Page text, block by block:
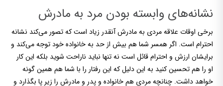
نشانه‌های وابسته بودن مرد به مادرش
برخی اوقات علاقه مردی به مادرش آنقدر زیاد است که تصور می‌کند نشانه
احترام است. اگر همسر شما هم بیش از حد به خانواده خود توجه می‌کند و
برایشان ارزش و احترام قائل است نه تنها نباید ناراحت شوید بلکه این کار
او را هم تحسین کنید به این دلیل که این رفتار را با شما هم همین گونه
خواهد داشت. چنانچه مردی هم خانواده و پدر و مادرش را زیر پا بگذارد و